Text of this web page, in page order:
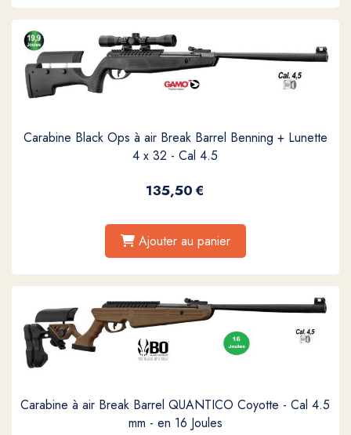
Carabine Black Ops à air Break Barrel Benning + Lunette
4 x 32 - Cal 4.5
135,50€
Ajouter au panier
Carabine à air Break Barrel QUANTICO Coyotte - Cal 4.5
mm - en 16 Joules